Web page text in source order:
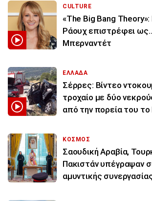
CULTURE
«The Big Bang
Ράουχ επιστρέφει ως…
Μπερναντέτ
ΕΛΛΑΔΑ
Σέρρες: Βίντεο
τροχαίο με δύο
από την πορεία του το
ΚΟΣΜΟΣ
Σαουδική Αραβία,
Πακιστάν υπέγραψαν
αμυντικής